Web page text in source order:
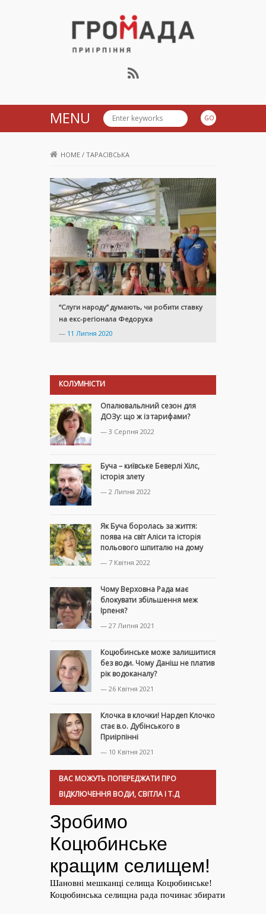
Громада Приірпіння
MENU
HOME / ТАРАСІВСЬКА
“Слуги народу” думають, чи робити ставку
на екс-регіонала Федорука
— 11 Липня 2020
КОЛУМНІСТИ
Опалювальлний сезон для
ДОЗу: що ж із тарифами?
— 3 Серпня 2022
Буча – київське Беверлі Хілс,
історія злету
— 2 Липня 2022
Як Буча боролась за життя:
поява на світ Аліси та історія
польового шпиталю на дому
— 7 Квітня 2022
Чому Верховна Рада має
блокувати збільшення меж
Ірпеня?
— 27 Липня 2021
Коцюбинське може залишитися
без води. Чому Даніш не платив
рік водоканалу?
— 26 Квітня 2021
Клочка в клочки! Нардеп Клочко
стає в.о. Дубінського в
Приірпінні
— 10 Квітня 2021
ВАС МОЖУТЬ ПОПЕРЕДЖАТИ ПРО
ВІДКЛЮЧЕННЯ ВОДИ, СВІТЛА І Т.Д